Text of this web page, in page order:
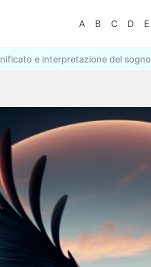
A B C D E
e interpretazione del sogno